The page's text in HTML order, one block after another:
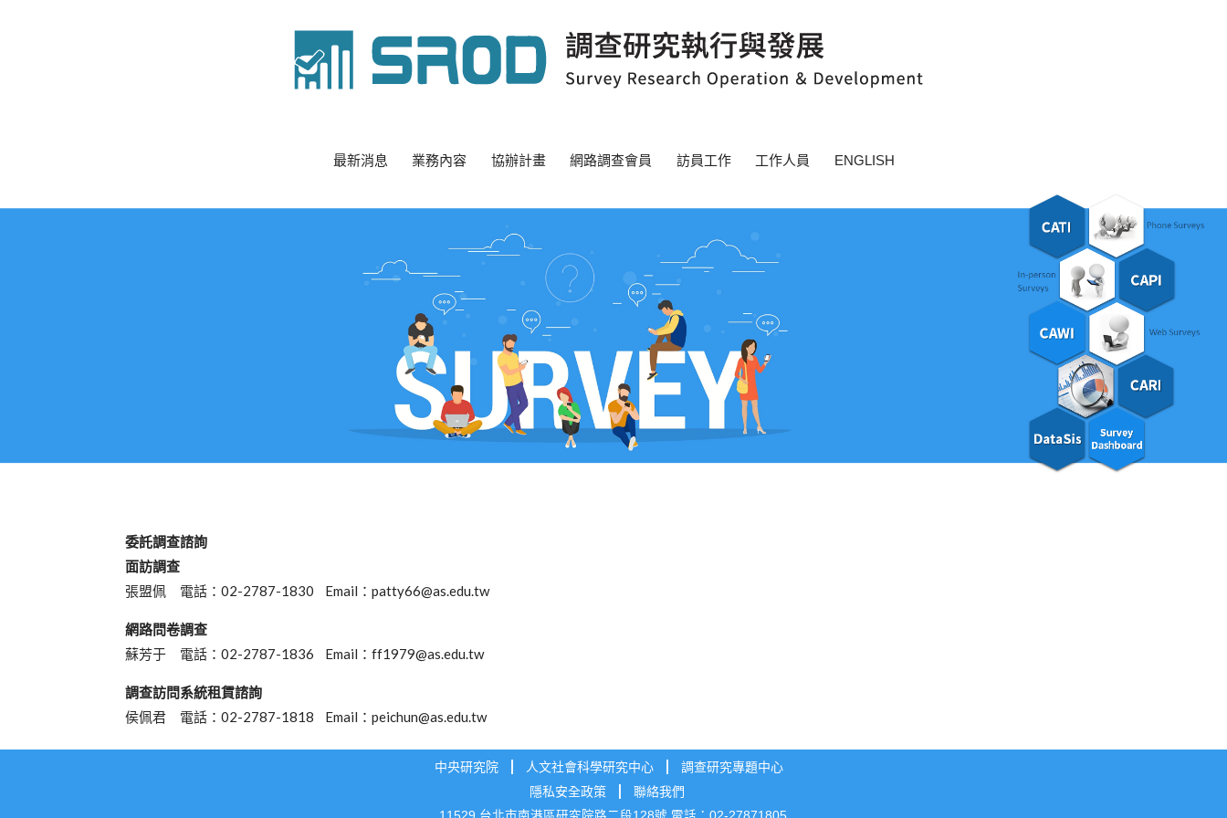
最新消息 業務內容 協辦計畫 網路調查會員 訪員工作 工作人員 ENGLISH
委託調查諮詢
面訪調查
張盟佩 電話：02-2787-1830 Email：patty66@as.edu.tw
網路問卷調查
蘇芳于 電話：02-2787-1836 Email：ff1979@as.edu.tw
調查訪問系統租賃諮詢
侯佩君 電話：02-2787-1818 Email：peichun@as.edu.tw
中央研究院 人文社會科學研究中心
調查研究專題中心
隱私安全政策
聯絡我們